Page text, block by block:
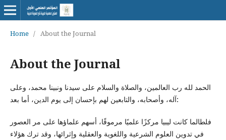
Home / About the Journal
About the Journal
الحمد لله رب العالمين، والصلاة والسلام على سيدنا ونبينا محمد، وعلى
آله، وأصحابه، والتابعين لهم بإحسان إلى يوم الدين، أما بعد:
فلطالما كانت ليبيا مركزًا علميًا مرموقًا، أسهم علماؤها على مر العصور
في تدوين العلوم الشرعية واللغوية والعقلية وإثرائها، وقد ترك هؤلاء